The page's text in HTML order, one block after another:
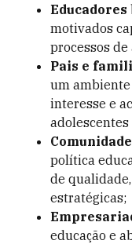
Educadores
motivados
processos
Pais e
um
interesse e
política
de
estratégicas;
educação e